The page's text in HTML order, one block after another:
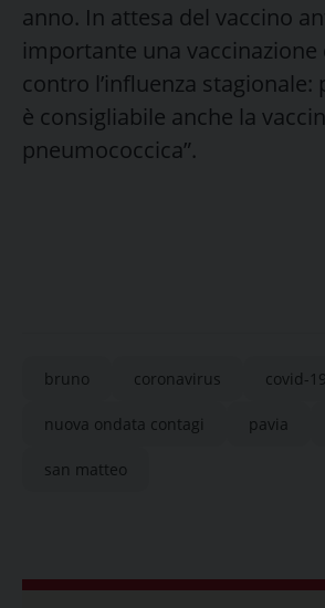
anno. In attesa del vaccino
importante una vaccinazione
contro l’influenza stagionale:
è consigliabile anche la
pneumococcica”.
bruno coronavirus covid-19
nuova ondata contagi pavia
san matteo